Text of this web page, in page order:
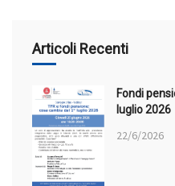
Articoli Recenti
Fondi
luglio 2026
22/6/2026